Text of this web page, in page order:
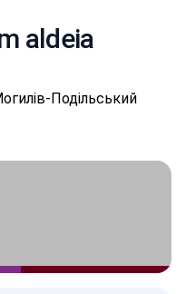
aldeia
Подільський